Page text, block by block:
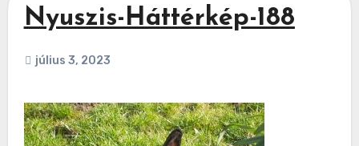
Nyuszis-Háttérkép-188
július 3, 2023